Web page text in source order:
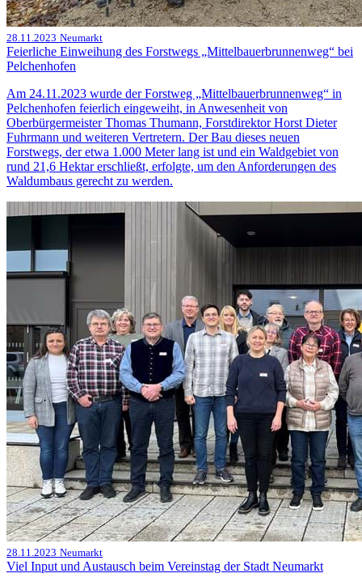
28.11.2023 Neumarkt
Feierliche Einweihung des Forstwegs „Mittelbauerbrunnenweg“ bei
Pelchenhofen
Am 24.11.2023 wurde der Forstweg „Mittelbauerbrunnenweg“ in
Pelchenhofen feierlich eingeweiht, in Anwesenheit von
Oberbürgermeister Thomas Thumann, Forstdirektor Horst Dieter
Fuhrmann und weiteren Vertretern. Der Bau dieses neuen
Forstwegs, der etwa 1.000 Meter lang ist und ein Waldgebiet von
rund 21,6 Hektar erschließt, erfolgte, um den Anforderungen des
Waldumbaus gerecht zu werden.
28.11.2023 Neumarkt
Viel Input und Austausch beim Vereinstag der Stadt Neumarkt